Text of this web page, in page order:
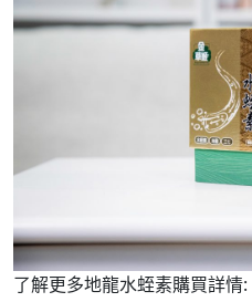
了解更多地龍水蛭素購買詳情: